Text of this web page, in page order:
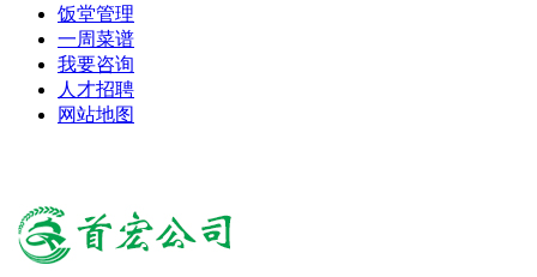
饭堂管理
一周菜谱
我要咨询
人才招聘
网站地图